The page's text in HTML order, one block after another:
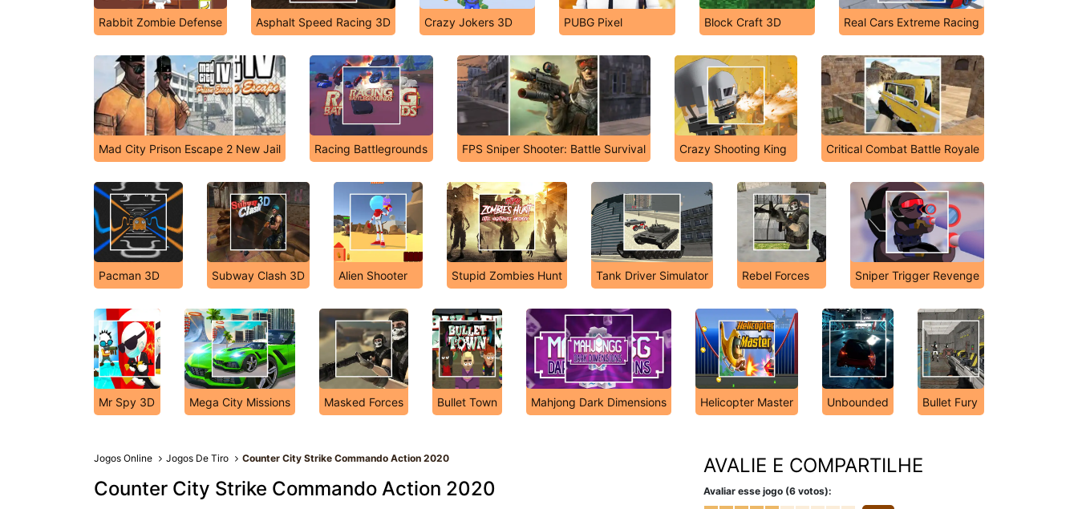
Rabbit Zombie Defense Asphalt Speed Racing 3D Crazy Jokers 3D PUBG Pixel Block Craft 3D Real Cars Extreme Racing
Mad City Prison Escape 2 New Jail Racing Battlegrounds FPS Sniper Shooter: Battle Survival Crazy Shooting King Critical Combat Battle Royale
Pacman 3D Subway Clash 3D Alien Shooter Stupid Zombies Hunt Tank Driver Simulator Rebel Forces Sniper Trigger Revenge
Mr Spy 3D Mega City Missions Masked Forces Bullet Town Mahjong Dark Dimensions Helicopter Master Unbounded Bullet Fury
Jogos Online Jogos De Tiro Counter City Strike Commando Action 2020
Counter City Strike Commando Action 2020
AVALIE E COMPARTILHE
Avaliar esse jogo (6 votos):